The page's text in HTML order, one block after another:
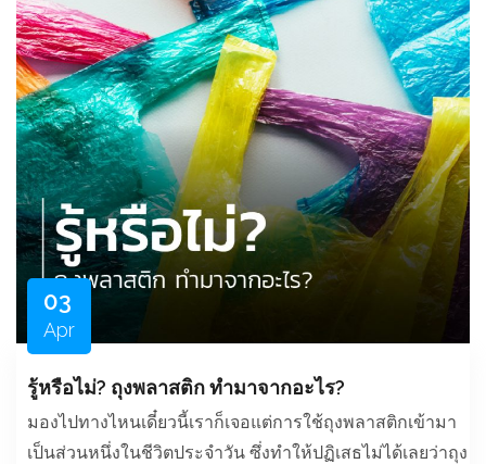
03
Apr
รู้หรือไม่? ถุงพลาสติก ทำมาจากอะไร?
มองไปทางไหนเดี๋ยวนี้เราก็เจอแต่การใช้ถุงพลาสติกเข้ามา
เป็นส่วนหนึ่งในชีวิตประจำวัน ซึ่งทำให้ปฏิเสธไม่ได้เลยว่าถุง